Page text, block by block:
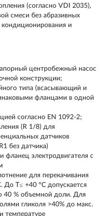
(согласно VDI 2035),
смеси без абразивных
кондиционирования и
центробежный насос
конструкции;
типа (всасывающий и
фланцами в одной
согласно EN 1092-2;
(R 1/8) для
датчиков
без датчика)
фланец электродвигателя с
для перекачивания
До T≤ +40 °C допускается
40 % объемной доли. Для
гликоля >40% до макс.
температуре